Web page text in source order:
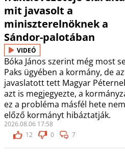
mit javasolt a
miniszterelnöknek a
Sándor-palotában
VIDEÓ
Bóka János szerint még most
Paks ügyében a kormány, de
javaslatott tett Magyar
azt is megjegyezte, a
ez a probléma másfél hete
előző kormányt hibáztatják.
2026.08.06 17:58
12
0 7